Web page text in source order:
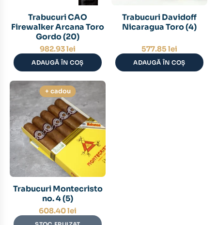
Trabucuri CAO
Firewalker Arcana Toro
Gordo (20)
982.93lei
ADAUGĂ ÎN COȘ
Trabucuri Davidoff
Nicaragua Toro (4)
577.85 lei
ADAUGĂ ÎN COȘ
+ cadou
Trabucuri Montecristo
no. 4 (5)
608.40lei